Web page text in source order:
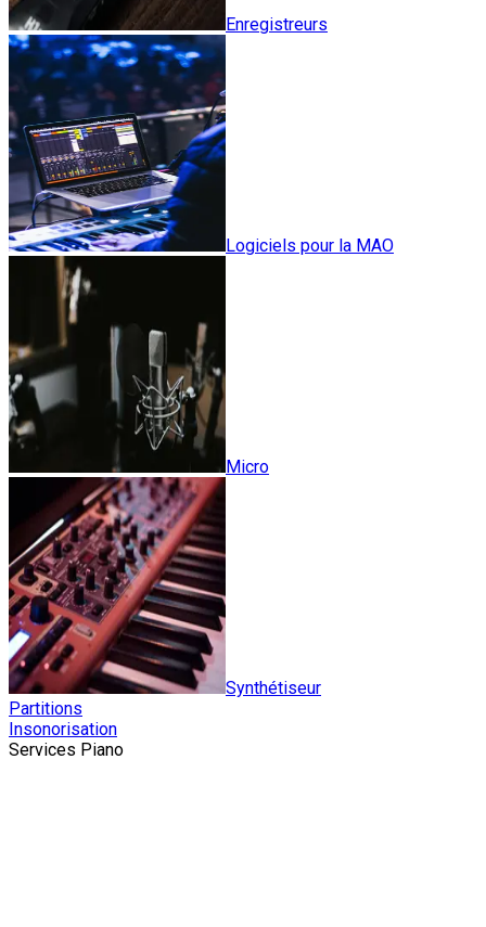
Enregistreurs
Logiciels pour la MAO
Micro
Synthétiseur
Partitions
Insonorisation
Services Piano